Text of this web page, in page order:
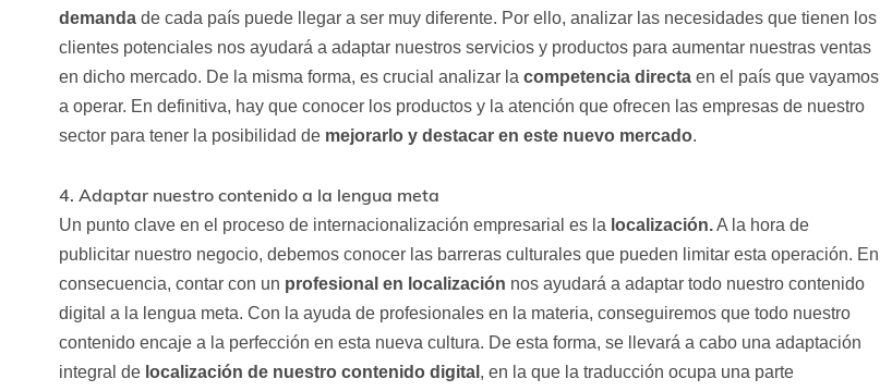
demandade cada país puede llegar a ser muy diferente. Por ello, analizar las necesidades que tienen los
clientes potenciales nos ayudará a adaptar nuestros servicios y productos para aumentar nuestras ventas
en dicho mercado. De la misma forma, es crucial analizar lacompetencia directaen el país que vayamos
a operar. En definitiva, hay que conocer los productos y la atención que ofrecen las empresas de nuestro
sector para tener la posibilidad de mejorarlo y destacar en este nuevo mercado.
4. Adaptar nuestro contenido a la lengua meta
Un punto clave en el proceso de internacionalización empresarial es la localización.A la hora de
publicitar nuestro negocio, debemos conocer las barreras culturales que pueden limitar esta operación. En
consecuencia, contar con un profesional en localización nos ayudará a adaptar todo nuestro contenido
digital a la lengua meta. Con la ayuda de profesionales en la materia, conseguiremos que todo nuestro
contenido encaje a la perfección en esta nueva cultura. De esta forma, se llevará a cabo una adaptación
integral de localización de nuestro contenido digital , en la que la traducción ocupa una parte